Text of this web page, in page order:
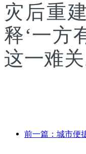
灾后重
释‘一方
这一难